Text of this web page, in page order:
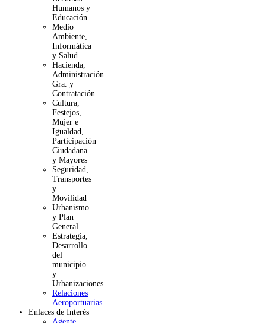
Humanos y
Educación
Medio
Ambiente,
Informática
y Salud
Hacienda,
Administración
Gra. y
Contratación
Cultura,
Festejos,
Mujer e
Igualdad,
Participación
Ciudadana
y Mayores
Seguridad,
Transportes
y
Movilidad
Urbanismo
y Plan
General
Estrategia,
Desarrollo
del
municipio
y
Urbanizaciones
Relaciones
Aeroportuarias
Enlaces de Interés